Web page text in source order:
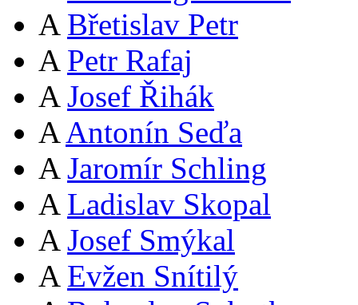
A Břetislav Petr
A Petr Rafaj
A Josef Řihák
A Antonín Seďa
A Jaromír Schling
A Ladislav Skopal
A Josef Smýkal
A Evžen Snítilý